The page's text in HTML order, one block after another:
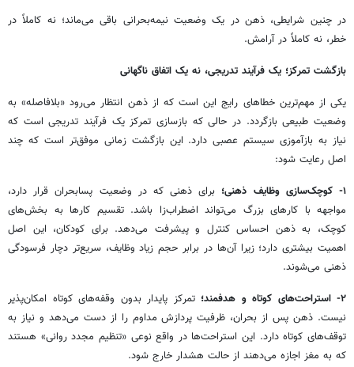
در چنین شرایطی، ذهن در یک وضعیت نیمه‌بحرانی باقی می‌ماند؛ نه کاملاً در
خطر، نه کاملاً در آرامش.
بازگشت تمرکز؛ یک فرآیند تدریجی، نه یک اتفاق ناگهانی
یکی از مهم‌ترین خطاهای رایج این است که از ذهن انتظار می‌رود «بلافاصله» به
وضعیت طبیعی بازگردد. در حالی که بازسازی تمرکز یک فرآیند تدریجی است که
نیاز به بازآموزی سیستم عصبی دارد. این بازگشت زمانی موفق‌تر است که چند
اصل رعایت شود:
۱- کوچک‌سازی وظایف ذهنی؛ برای ذهنی که در وضعیت پسابحران قرار دارد،
مواجهه با کارهای بزرگ می‌تواند اضطراب‌زا باشد. تقسیم کارها به بخش‌های
کوچک، به ذهن احساس کنترل و پیشرفت می‌دهد. برای کودکان، این اصل
اهمیت بیشتری دارد؛ زیرا آن‌ها در برابر حجم زیاد وظایف، سریع‌تر دچار فرسودگی
ذهنی می‌شوند.
۲- استراحت‌های کوتاه و هدفمند؛تمرکز پایدار بدون وقفه‌های کوتاه امکان‌پذیر
نیست. ذهن پس از بحران، ظرفیت پردازش مداوم را از دست می‌دهد و نیاز به
توقف‌های کوتاه دارد. این استراحت‌ها در واقع نوعی «تنظیم مجدد روانی» هستند
که به مغز اجازه می‌دهند از حالت هشدار خارج شود.